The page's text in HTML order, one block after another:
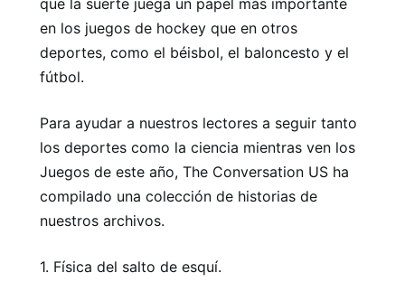
que la suerte juega un papel más importante
en los juegos de hockey que en otros
deportes, como el béisbol, el baloncesto y el
fútbol.
Para ayudar a nuestros lectores a seguir tanto
los deportes como la ciencia mientras ven los
Juegos de este año, The Conversation US ha
compilado una colección de historias de
nuestros archivos.
1. Física del salto de esquí.